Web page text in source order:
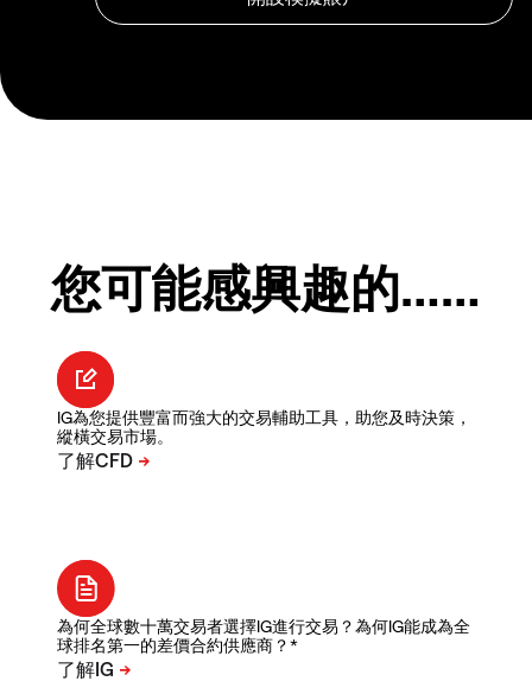
您可能感興趣的……
IG為您提供豐富而強大的交易輔助工具，助您及時決策，
縱橫交易市場。
為何全球數十萬交易者選擇IG進行交易？為何IG能成為全
球排名第一的差價合約供應商？*